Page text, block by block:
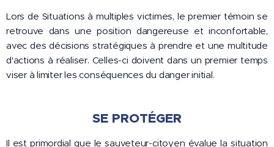
Lors de Situations à multiples victimes, le premier témoin se
retrouve dans une position dangereuse et inconfortable,
avec des décisions stratégiques à prendre et une multitude
d'actions à réaliser. Celles-ci doivent dans un premier temps
viser à limiter les conséquences du danger initial.
SE PROTÉGER
Il est primordial que le sauveteur-citoyen évalue la situation